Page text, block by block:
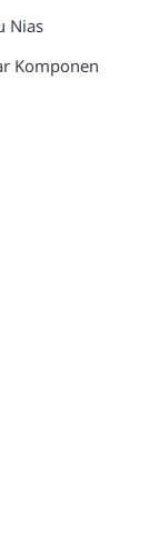
Nias
Komponen